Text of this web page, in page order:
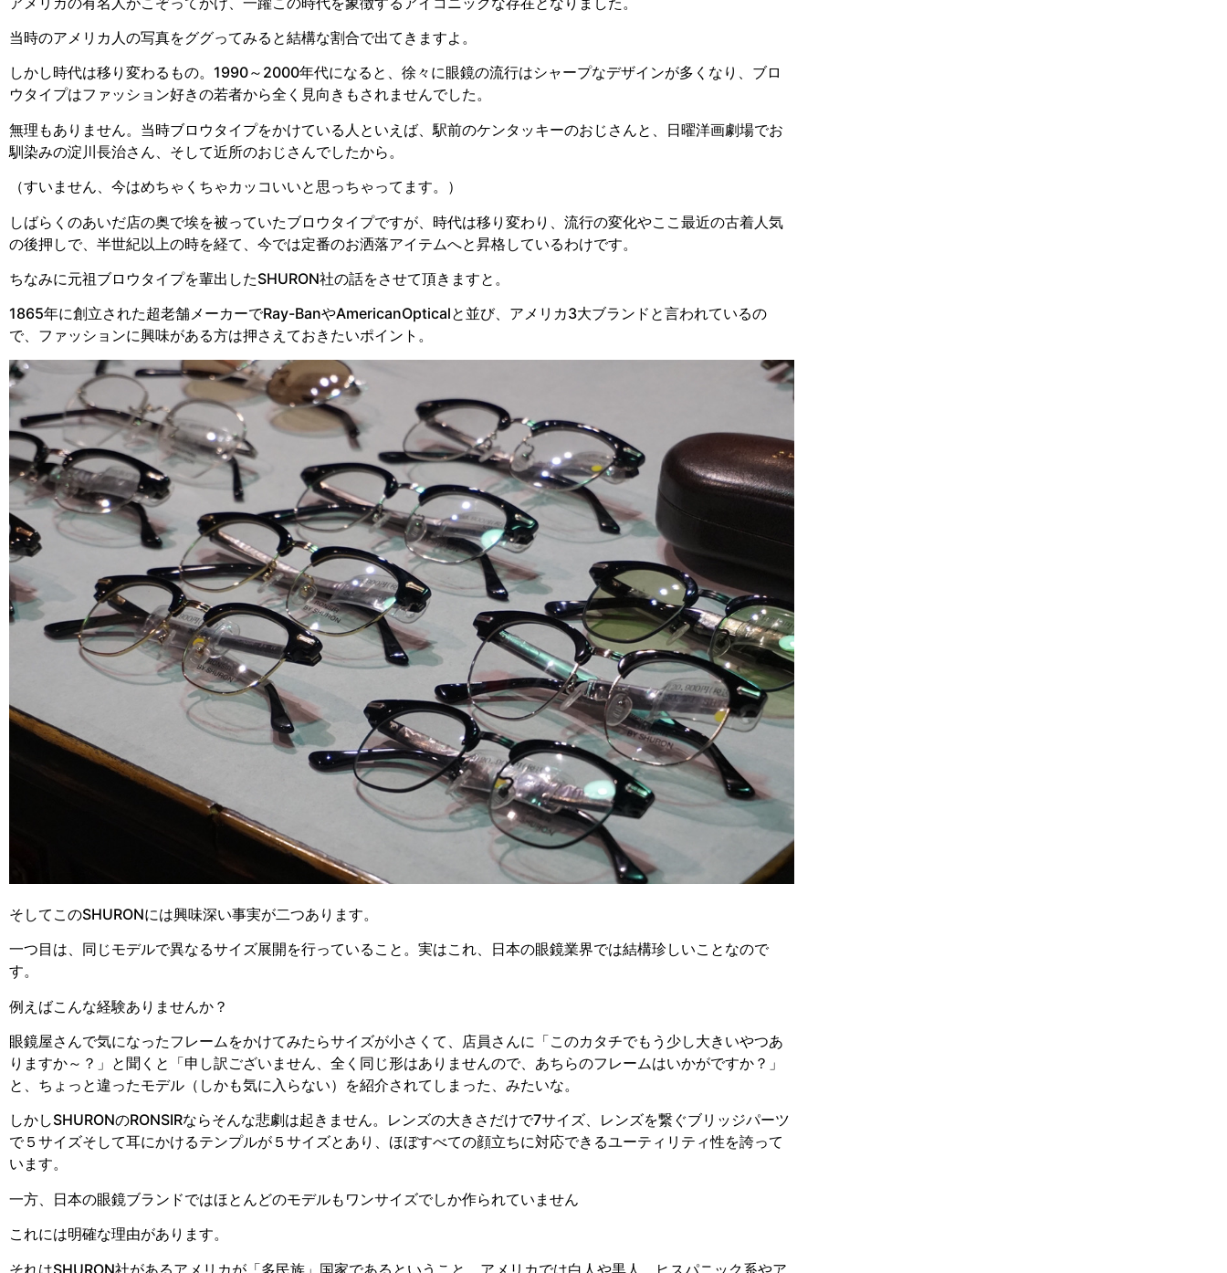
当時のアメリカ人の写真をググってみると結構な割合で出てきますよ。
しかし時代は移り変わるもの。1990～2000年代になると、徐々に眼鏡の流行はシャープなデザインが多くなり、ブロ
ウタイプはファッション好きの若者から全く見向きもされませんでした。
無理もありません。当時ブロウタイプをかけている人といえば、駅前のケンタッキーのおじさんと、日曜洋画劇場でお
馴染みの淀川長治さん、そして近所のおじさんでしたから。
（すいません、今はめちゃくちゃカッコいいと思っちゃってます。）
しばらくのあいだ店の奥で埃を被っていたブロウタイプですが、時代は移り変わり、流行の変化やここ最近の古着人気
の後押しで、半世紀以上の時を経て、今では定番のお洒落アイテムへと昇格しているわけです。
ちなみに元祖ブロウタイプを輩出したSHURON社の話をさせて頂きますと。
1865年に創立された超老舗メーカーでRay-BanやAmericanOpticalと並び、アメリカ3大ブランドと言われているの
で、ファッションに興味がある方は押さえておきたいポイント。
そしてこのSHURONには興味深い事実が二つあります。
一つ目は、同じモデルで異なるサイズ展開を行っていること。実はこれ、日本の眼鏡業界では結構珍しいことなので
す。
例えばこんな経験ありませんか？
眼鏡屋さんで気になったフレームをかけてみたらサイズが小さくて、店員さんに「このカタチでもう少し大きいやつあ
りますか～？」と聞くと「申し訳ございません、全く同じ形はありませんので、あちらのフレームはいかがですか？」
と、ちょっと違ったモデル（しかも気に入らない）を紹介されてしまった、みたいな。
しかしSHURONのRONSIRならそんな悲劇は起きません。レンズの大きさだけで7サイズ、レンズを繋ぐブリッジパーツ
で５サイズそして耳にかけるテンプルが５サイズとあり、ほぼすべての顔立ちに対応できるユーティリティ性を誇って
います。
一方、日本の眼鏡ブランドではほとんどのモデルもワンサイズでしか作られていません
これには明確な理由があります。
それはSHURON社があるアメリカが「多民族」国家であるということ。アメリカでは白人や黒人、ヒスパニック系やア